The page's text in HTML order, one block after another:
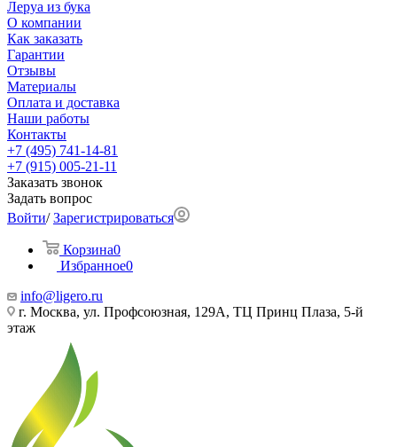
Леруа из бука
О компании
Как заказать
Гарантии
Отзывы
Материалы
Оплата и доставка
Наши работы
Контакты
+7 (495) 741-14-81
+7 (915) 005-21-11
Заказать звонок
Задать вопрос
Войти/Зарегистрироваться
Корзина0
Избранное0
info@ligero.ru
г. Москва, ул. Профсоюзная, 129А, ТЦ Принц Плаза, 5-й
этаж